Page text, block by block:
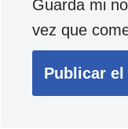
Guarda mi
vez que